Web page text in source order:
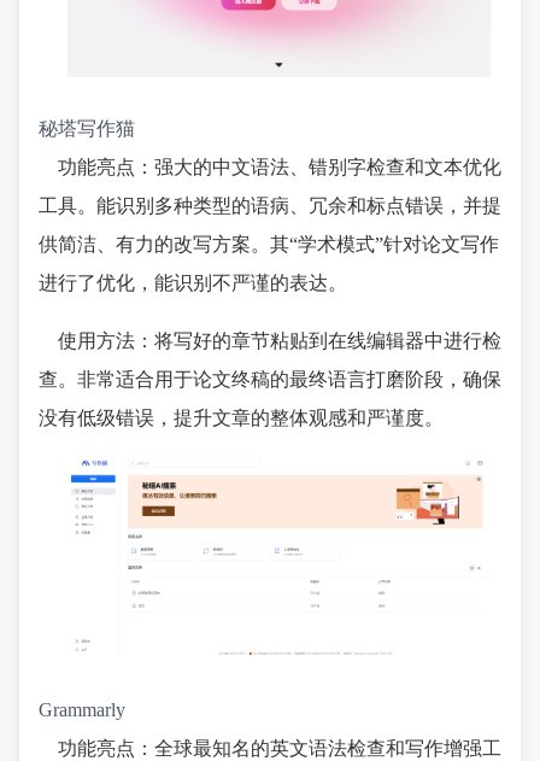
秘塔写作猫
功能亮点：强大的中文语法、错别字检查和文本优化
工具。能识别多种类型的语病、冗余和标点错误，并提
供简洁、有力的改写方案。其“学术模式”针对论文写作
进行了优化，能识别不严谨的表达。
使用方法：将写好的章节粘贴到在线编辑器中进行检
查。非常适合用于论文终稿的最终语言打磨阶段，确保
没有低级错误，提升文章的整体观感和严谨度。
Grammarly
功能亮点：全球最知名的英文语法检查和写作增强工